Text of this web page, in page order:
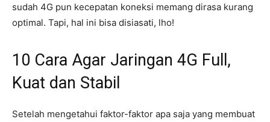
sudah 4G pun kecepatan koneksi memang dirasa kurang
optimal. Tapi, hal ini bisa disiasati, lho!
10 Cara Agar Jaringan 4G Full,
Kuat dan Stabil
Setelah mengetahui faktor-faktor apa saja yang membuat